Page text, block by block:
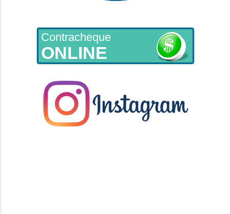
Contracheque
ONLINE